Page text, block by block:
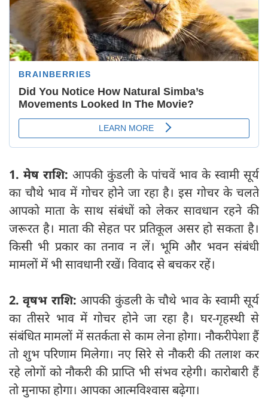
1. मेष राशि: आपकी कुंडली के पांचवें भाव के स्वामी सूर्य
का चौथे भाव में गोचर होने जा रहा है। इस गोचर के चलते
आपको माता के साथ संबंधों को लेकर सावधान रहने की
जरूरत है। माता की सेहत पर प्रतिकूल असर हो सकता है।
किसी भी प्रकार का तनाव न लें। भूमि और भवन संबंधी
मामलों में भी सावधानी रखें। विवाद से बचकर रहें।
2. वृषभ राशि:आपकी कुंडली के चौथे भाव के स्वामी सूर्य
का तीसरे भाव में गोचर होने जा रहा है। घर-गृहस्थी से
संबंधित मामलों में सतर्कता से काम लेना होगा। नौकरीपेशा हैं
तो शुभ परिणाम मिलेगा। नए सिरे से नौकरी की तलाश कर
रहे लोगों को नौकरी की प्राप्ति भी संभव रहेगी। कारोबारी हैं
तो मुनाफा होगा। आपका आत्मविश्वास बढ़ेगा।